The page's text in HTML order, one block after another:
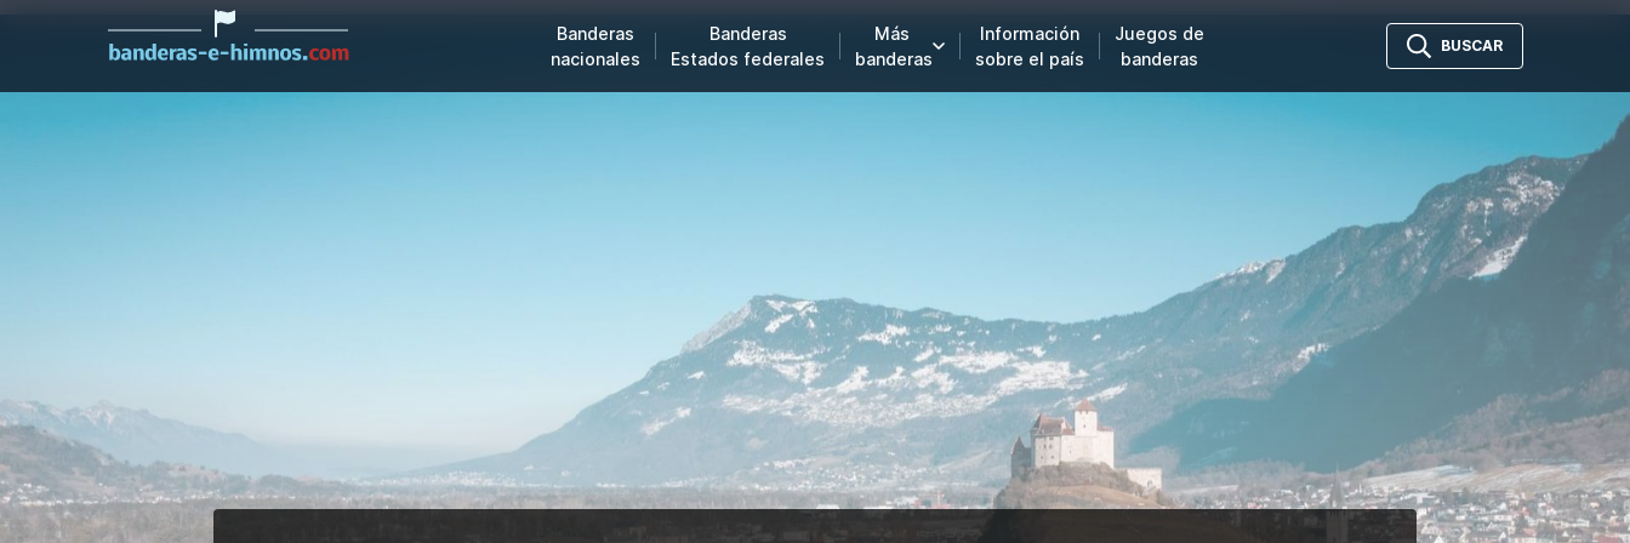
Banderas
nacionales
Banderas
Estados federales
Más
banderas
Información
sobre el país
Juegos de
banderas
BUSCAR